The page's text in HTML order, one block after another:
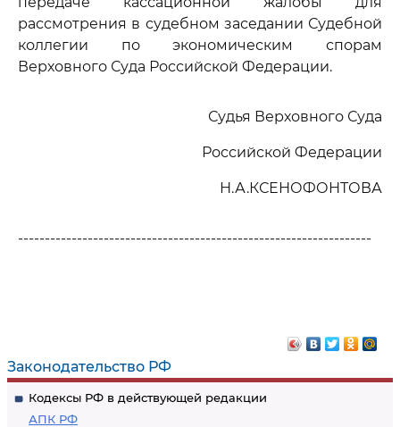
Законодательство РФ
Кодексы РФ в действующей редакции
АПК РФ
рассмотрения в судебном заседании Судебной
коллегии по экономическим спорам
Верховного Суда Российской Федерации.
Судья Верховного Суда
Российской Федерации
Н.А.КСЕНОФОНТОВА
------------------------------------------------------------------